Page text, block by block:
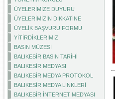
ÜYELERİMİZE DUYURU
ÜYELERİMİZİN DİKKATİNE
ÜYELİK BAŞVURU FORMU
YİTİRDİKLERİMİZ
BASIN MÜZESİ
BALIKESİR BASIN TARİHİ
BALIKESİR MEDYASI
BALIKESİR MEDYA PROTOKOL
BALIKESİR MEDYA LİNKLERİ
BALIKESİR İNTERNET MEDYASI